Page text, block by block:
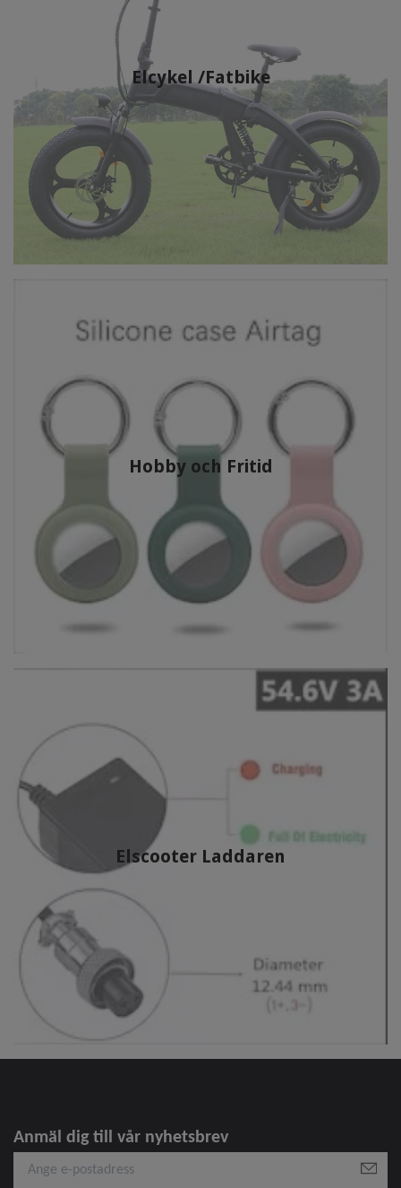
Elcykel /Fatbike
Hobby och Fritid
Elscooter Laddaren
Anmäl dig till vår nyhetsbrev